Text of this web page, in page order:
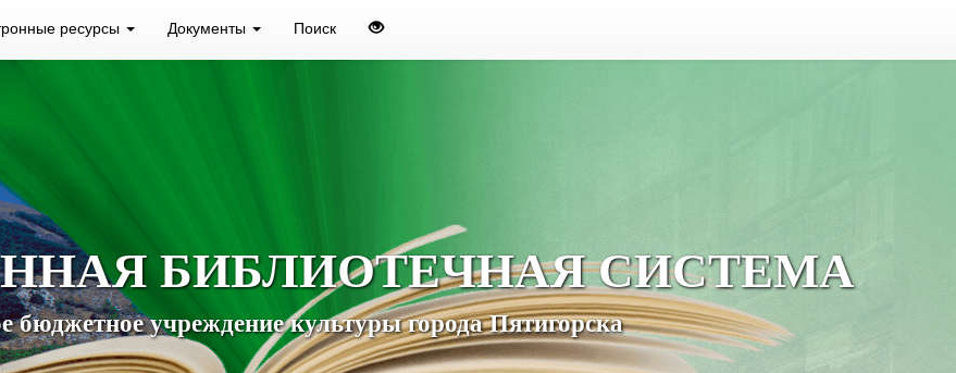
ресурсы Документы Поиск
БИБЛИОТЕЧНАЯ СИСТЕМА
учреждение культуры города Пятигорска